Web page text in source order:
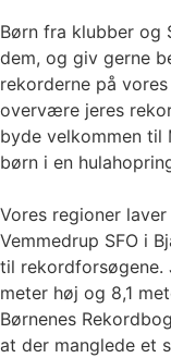
Børn fra klubber og
dem, og giv gerne
rekorderne på
overvære jeres
byde velkommen til
børn i en
Vores regioner
Vemmedrup SFO i
til rekordforsøgene.
meter høj og 8,1
Børnenes
at der manglede et